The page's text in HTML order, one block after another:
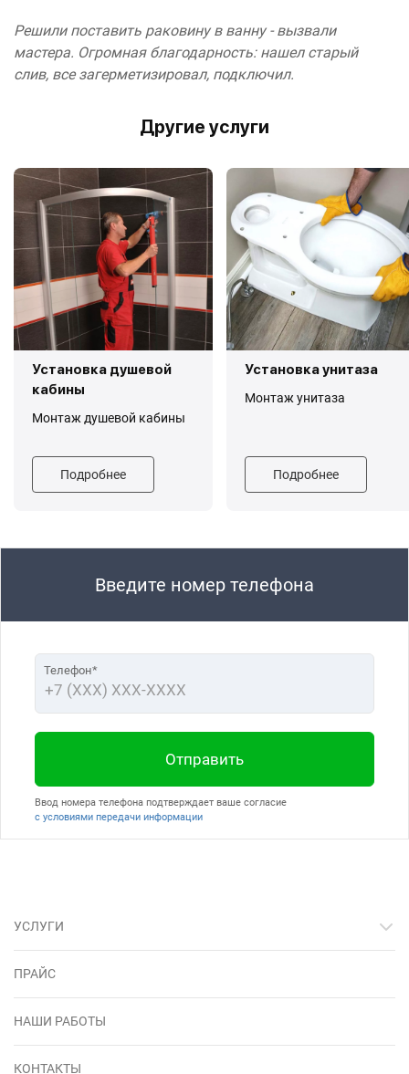
Решили поставить раковину в ванну - вызвали
мастера. Огромная благодарность: нашел старый
слив, все загерметизировал, подключил.
Другие услуги
Установка душевой
кабины
Монтаж душевой кабины
Подробнее
Установка унитаза
Монтаж унитаза
Подробнее
Введите номер телефона
Телефон*
Ввод номера телефона подтверждает ваше согласие
с условиями передачи информации
Отправить
УСЛУГИ
ПРАЙС
НАШИ РАБОТЫ
КОНТАКТЫ